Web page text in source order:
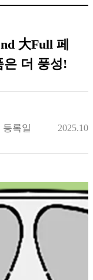
大Full 페
더 풍성!
등록일